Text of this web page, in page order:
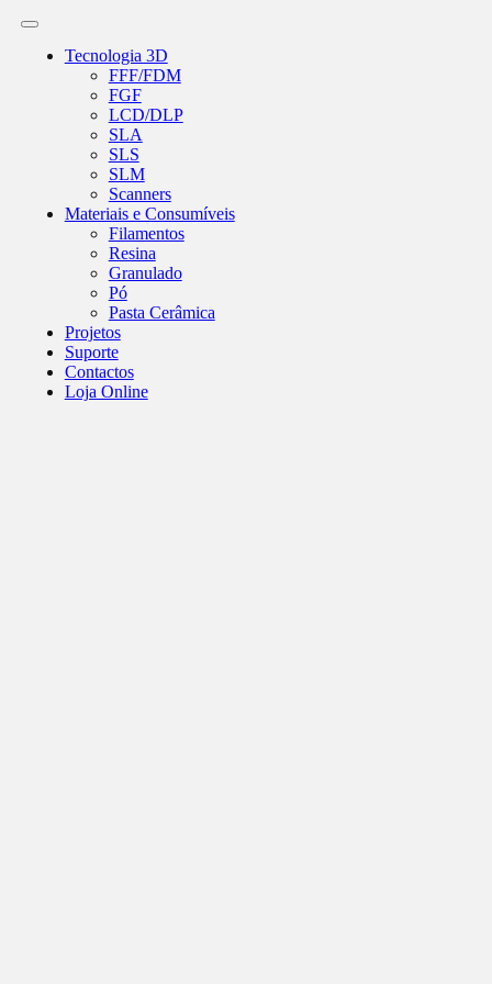
Tecnologia 3D
FFF/FDM
FGF
LCD/DLP
SLA
SLS
SLM
Scanners
Materiais e Consumíveis
Filamentos
Resina
Granulado
Pó
Pasta Cerâmica
Projetos
Suporte
Contactos
Loja Online